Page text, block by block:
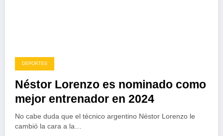
DEPORTES
Néstor Lorenzo es nominado como
mejor entrenador en 2024
No cabe duda que el técnico argentino Néstor Lorenzo le
cambió la cara a la…